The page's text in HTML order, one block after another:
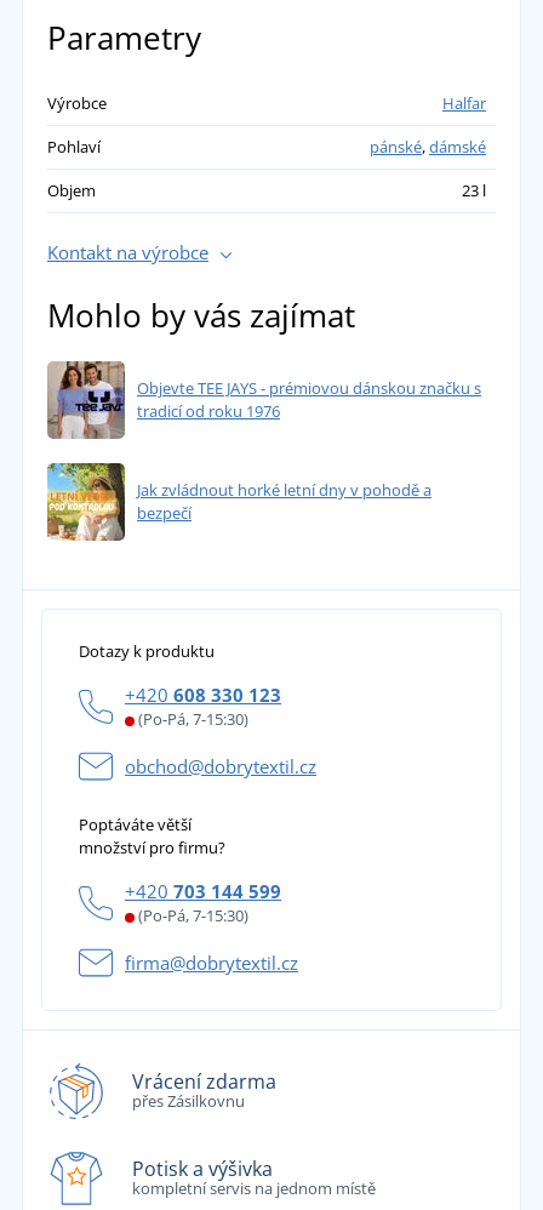
Parametry
Výrobce
Halfar
Pohlaví
pánské,dámské
Objem
23 l
Kontakt na výrobce
Mohlo by vás zajímat
Objevte TEE JAYS - prémiovou dánskou značku s
tradicí od roku 1976
Jak zvládnout horké letní dny v pohodě a
bezpečí
Dotazy k produktu
+420 608 330 123
(Po-Pá, 7-15:30)
obchod@dobrytextil.cz
Poptáváte větší
množství pro firmu?
+420 703 144 599
(Po-Pá, 7-15:30)
firma@dobrytextil.cz
Vrácení zdarma
přes Zásilkovnu
Potisk a výšivka
kompletní servis na jednom místě